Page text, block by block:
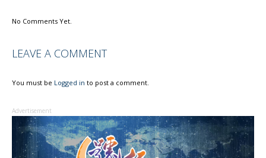
No Comments Yet.
LEAVE A COMMENT
You must be Logged in to post a comment.
Advertisement